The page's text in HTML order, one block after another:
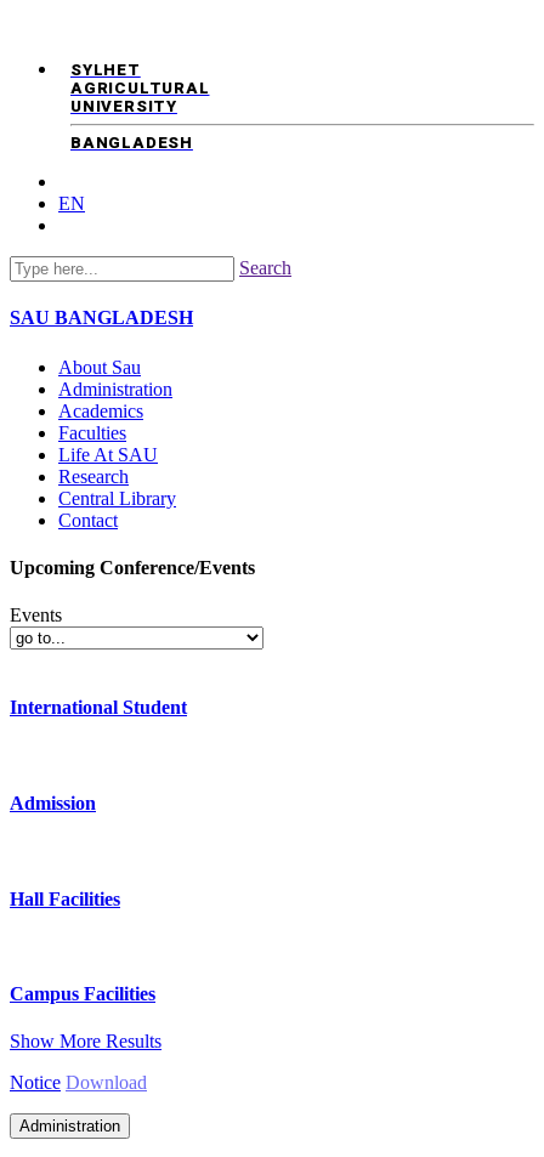
SYLHET
AGRICULTURAL
UNIVERSITY
BANGLADESH
EN
Search
SAU BANGLADESH
About Sau
Administration
Academics
Faculties
Life At SAU
Research
Central Library
Contact
Upcoming Conference/Events
Events
International Student
Admission
Hall Facilities
Campus Facilities
Show More Results
Notice Download
Administration